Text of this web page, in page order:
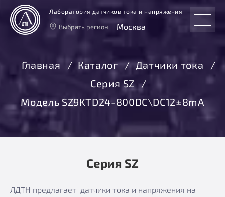
Лаборатория датчиков тока и напряжения
Выбрать регион Москва
Москва
Санкт-Петербург
Екатеринбург
Главная Каталог
Датчики тока
Серия SZ
Модель SZ9KTD24-800DC\DC12±8mA
Серия SZ
ЛДТН предлагает датчики тока и напряжения на